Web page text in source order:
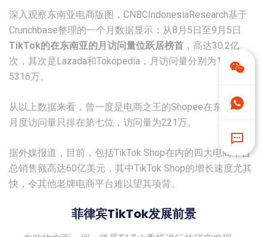
深入观察东南亚电商版图，CNBCIndonesiaResearch基于
Crunchbase整理的一个月数据显示：从8月5日至9月5日
TikTok的在东南亚的月访问量位跃居榜首 ，高达30.2亿
次，其次是Lazada和Tokopedia，月访问量分别为1.84亿和
5316万。
从以上数据来看，曾一度是电商之王的Shopee在东南亚的
月度访问量只排在第七位，访问量为221万。
据外媒报道，目前，包括TikTok Shop在内的四大电商平台
总销售额高达60亿美元，其中TikTok Shop的增长速度尤其
快，令其他老牌电商平台难以望其项背。
菲律宾TikTok发展前景